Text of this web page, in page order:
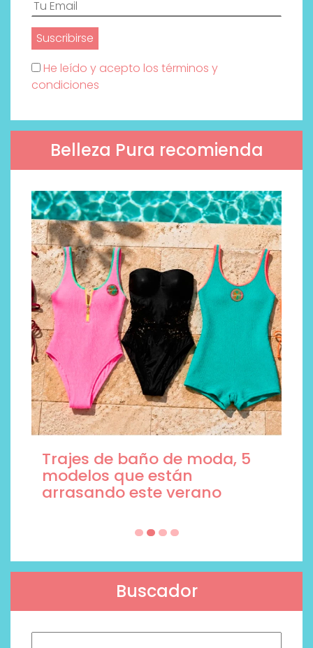
He leído y acepto los términos y
condiciones
Belleza Pura recomienda
Trajes de baño de moda, 5
modelos que están
arrasando este verano
Buscador